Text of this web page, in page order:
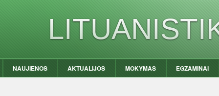
NAUJIENOS AKTUALIJOS MOKYMAS EGZAMINAI